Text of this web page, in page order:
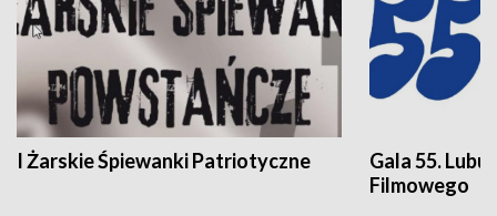
I Żarskie Śpiewanki Patriotyczne
Gala 55.
Filmowego